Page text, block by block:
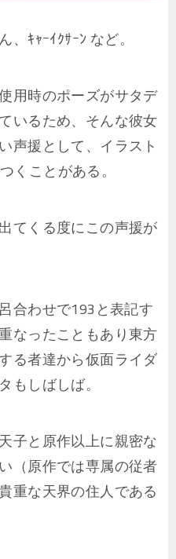
ｷｬｰｲｸｻｰﾝ など。
用時のポーズがサタデ
いるため、そんな彼女
声援として、イラスト
くことがある。
てくる度にこの声援が
合わせで193と表記す
なったこともあり東方
る者達から仮面ライダ
もしばしば。
子と原作以上に親密な
（原作では専属の従者
重な天界の住人である